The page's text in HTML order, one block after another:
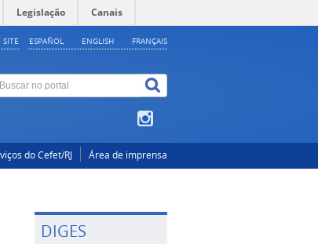
Legislação Canais
ESPAÑOL ENGLISH FRANÇAIS
SITE
do Cefet/RJ Área de imprensa
DIGES